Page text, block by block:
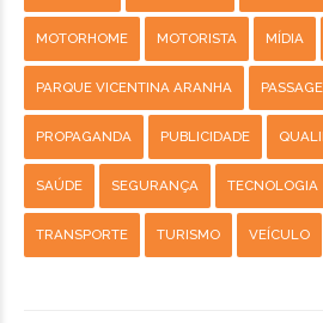
MOTORHOME MOTORISTA MÍDIA
PARQUE VICENTINA ARANHA
PROPAGANDA PUBLICIDADE
SAÚDE SEGURANÇA TECNOLOGIA
TRANSPORTE TURISMO VEÍCULO